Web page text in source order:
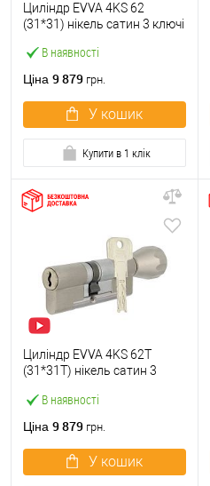
В наявності
Циліндр EVVA 4KS 62
(31*31) нікель сатин 3 ключі
Ціна 9 879 грн.
У кошик
Купити в 1 клік
В наявності
Циліндр EVVA 4KS 62T
(31*31T) нікель сатин 3
Ціна 9 879 грн.
У кошик